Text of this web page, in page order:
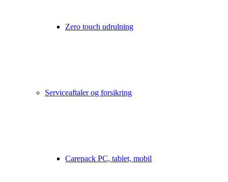
Zero touch udrulning
Serviceaftaler og forsikring
Carepack PC, tablet, mobil